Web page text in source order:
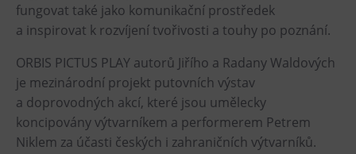
Dolní Vítkovice
Hornické muzeum
Občerstvení
Bolt Café
Kavárna Velký Svět techniky
fungovat také jako komunikační prostředek
a inspirovat k rozvíjení tvořivosti a touhy po poznání.
ORBIS PICTUS PLAY autorů Jiřího a Radany Waldových
je mezinárodní projekt putovních výstav
a doprovodných akcí, které jsou umělecky
koncipovány výtvarníkem a performerem Petrem
Niklem za účasti českých i zahraničních výtvarníků.